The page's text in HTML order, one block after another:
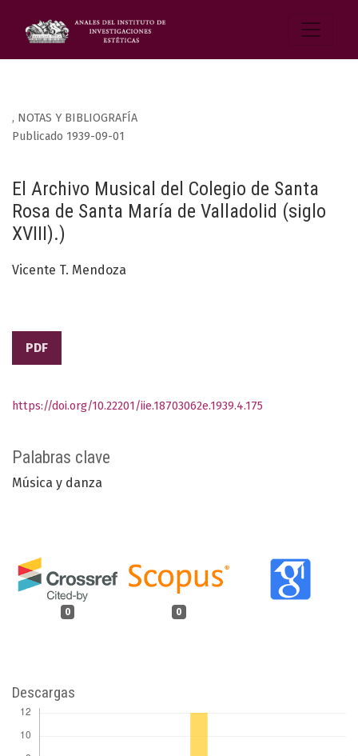
, NOTAS Y BIBLIOGRAFÍA
El Archivo Musical del Colegio de Santa
Rosa de Santa María de Valladolid (siglo
XVIII).)
Publicado 1939-09-01
Vicente T. Mendoza
PDF
Palabras clave
Música y danza
0 0
https://doi.org/10.22201/iie.18703062e.1939.4.175
Descargas